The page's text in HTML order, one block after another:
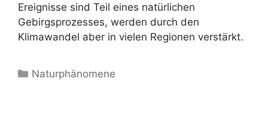
Ereignisse sind Teil eines natürlichen
Gebirgsprozesses, werden durch den
Klimawandel aber in vielen Regionen verstärkt.
Kategorien
Naturphänomene